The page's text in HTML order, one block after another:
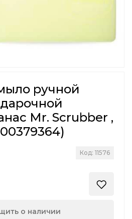
ручной
Mr. Scrubber ,
Код: 11576
о наличии